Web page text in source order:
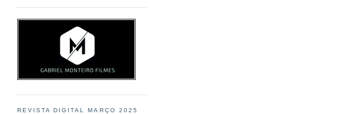
REVISTA DIGITAL MARÇO 2025